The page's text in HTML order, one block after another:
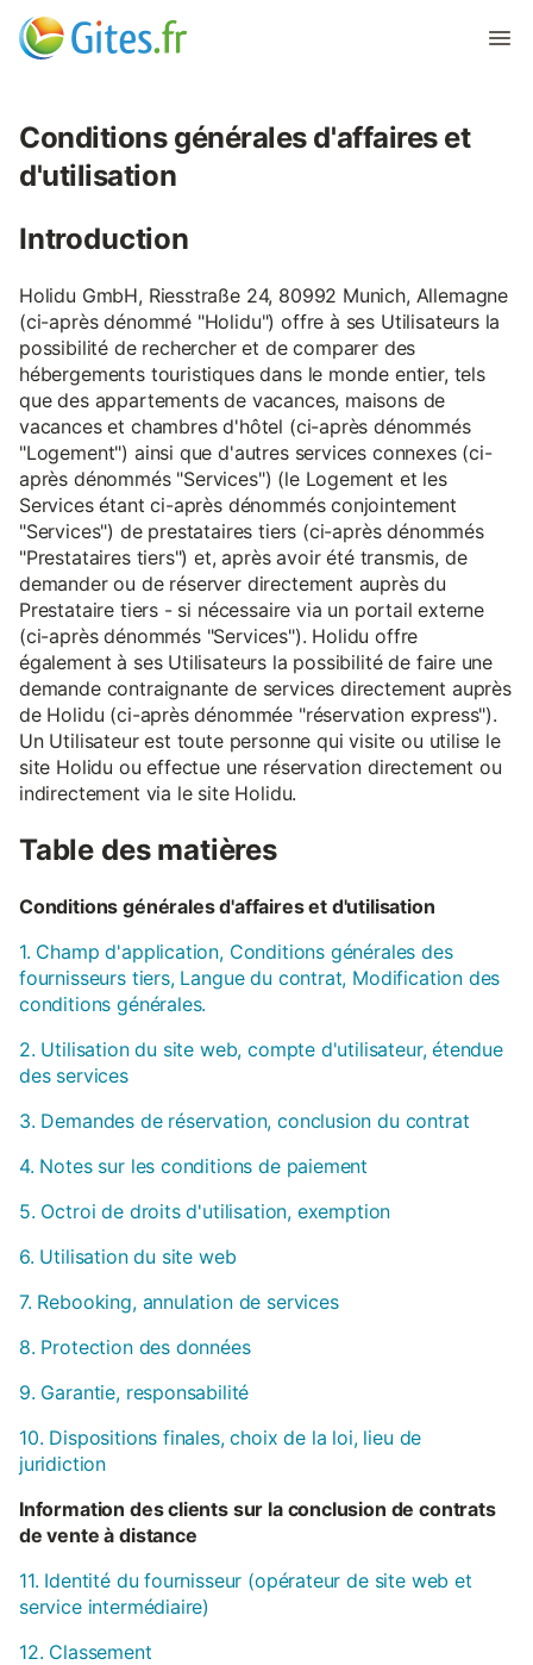
Conditions générales d'affaires et
d'utilisation
Introduction
Holidu GmbH, Riesstraße 24, 80992 Munich, Allemagne
(ci-après dénommé "Holidu") offre à ses Utilisateurs la
possibilité de rechercher et de comparer des
hébergements touristiques dans le monde entier, tels
que des appartements de vacances, maisons de
vacances et chambres d'hôtel (ci-après dénommés
"Logement") ainsi que d'autres services connexes (ci-
après dénommés "Services") (le Logement et les
Services étant ci-après dénommés conjointement
"Services") de prestataires tiers (ci-après dénommés
"Prestataires tiers") et, après avoir été transmis, de
demander ou de réserver directement auprès du
Prestataire tiers - si nécessaire via un portail externe
(ci-après dénommés "Services"). Holidu offre
également à ses Utilisateurs la possibilité de faire une
demande contraignante de services directement auprès
de Holidu (ci-après dénommée "réservation express").
Un Utilisateur est toute personne qui visite ou utilise le
site Holidu ou effectue une réservation directement ou
indirectement via le site Holidu.
Table des matières
Conditions générales d'affaires et d'utilisation
1. Champ d'application, Conditions générales des
fournisseurs tiers, Langue du contrat, Modification des
conditions générales.
2. Utilisation du site web, compte d'utilisateur, étendue
des services
3. Demandes de réservation, conclusion du contrat
4. Notes sur les conditions de paiement
5. Octroi de droits d'utilisation, exemption
6. Utilisation du site web
7. Rebooking, annulation de services
8. Protection des données
9. Garantie, responsabilité
10. Dispositions finales, choix de la loi, lieu de
juridiction
Information des clients sur la conclusion de contrats
de vente à distance
11. Identité du fournisseur (opérateur de site web et
service intermédiaire)
12. Classement